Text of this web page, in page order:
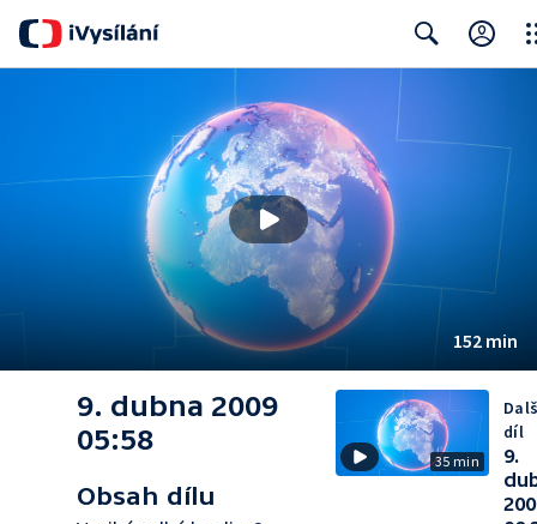
152 min
9. dubna 2009
05:58
Obsah dílu
35 min
díl
9.